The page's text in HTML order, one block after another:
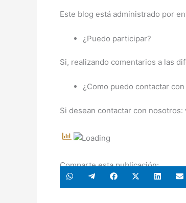
Este blog está administrado por
¿Puedo participar?
Si, realizando comentarios a las
¿Como puedo contactar
Si desean contactar con
Comparte esta publicación:
Compartir
WhatsApp
Compartir
Telegram
Compartir
Facebook
Compartir
X